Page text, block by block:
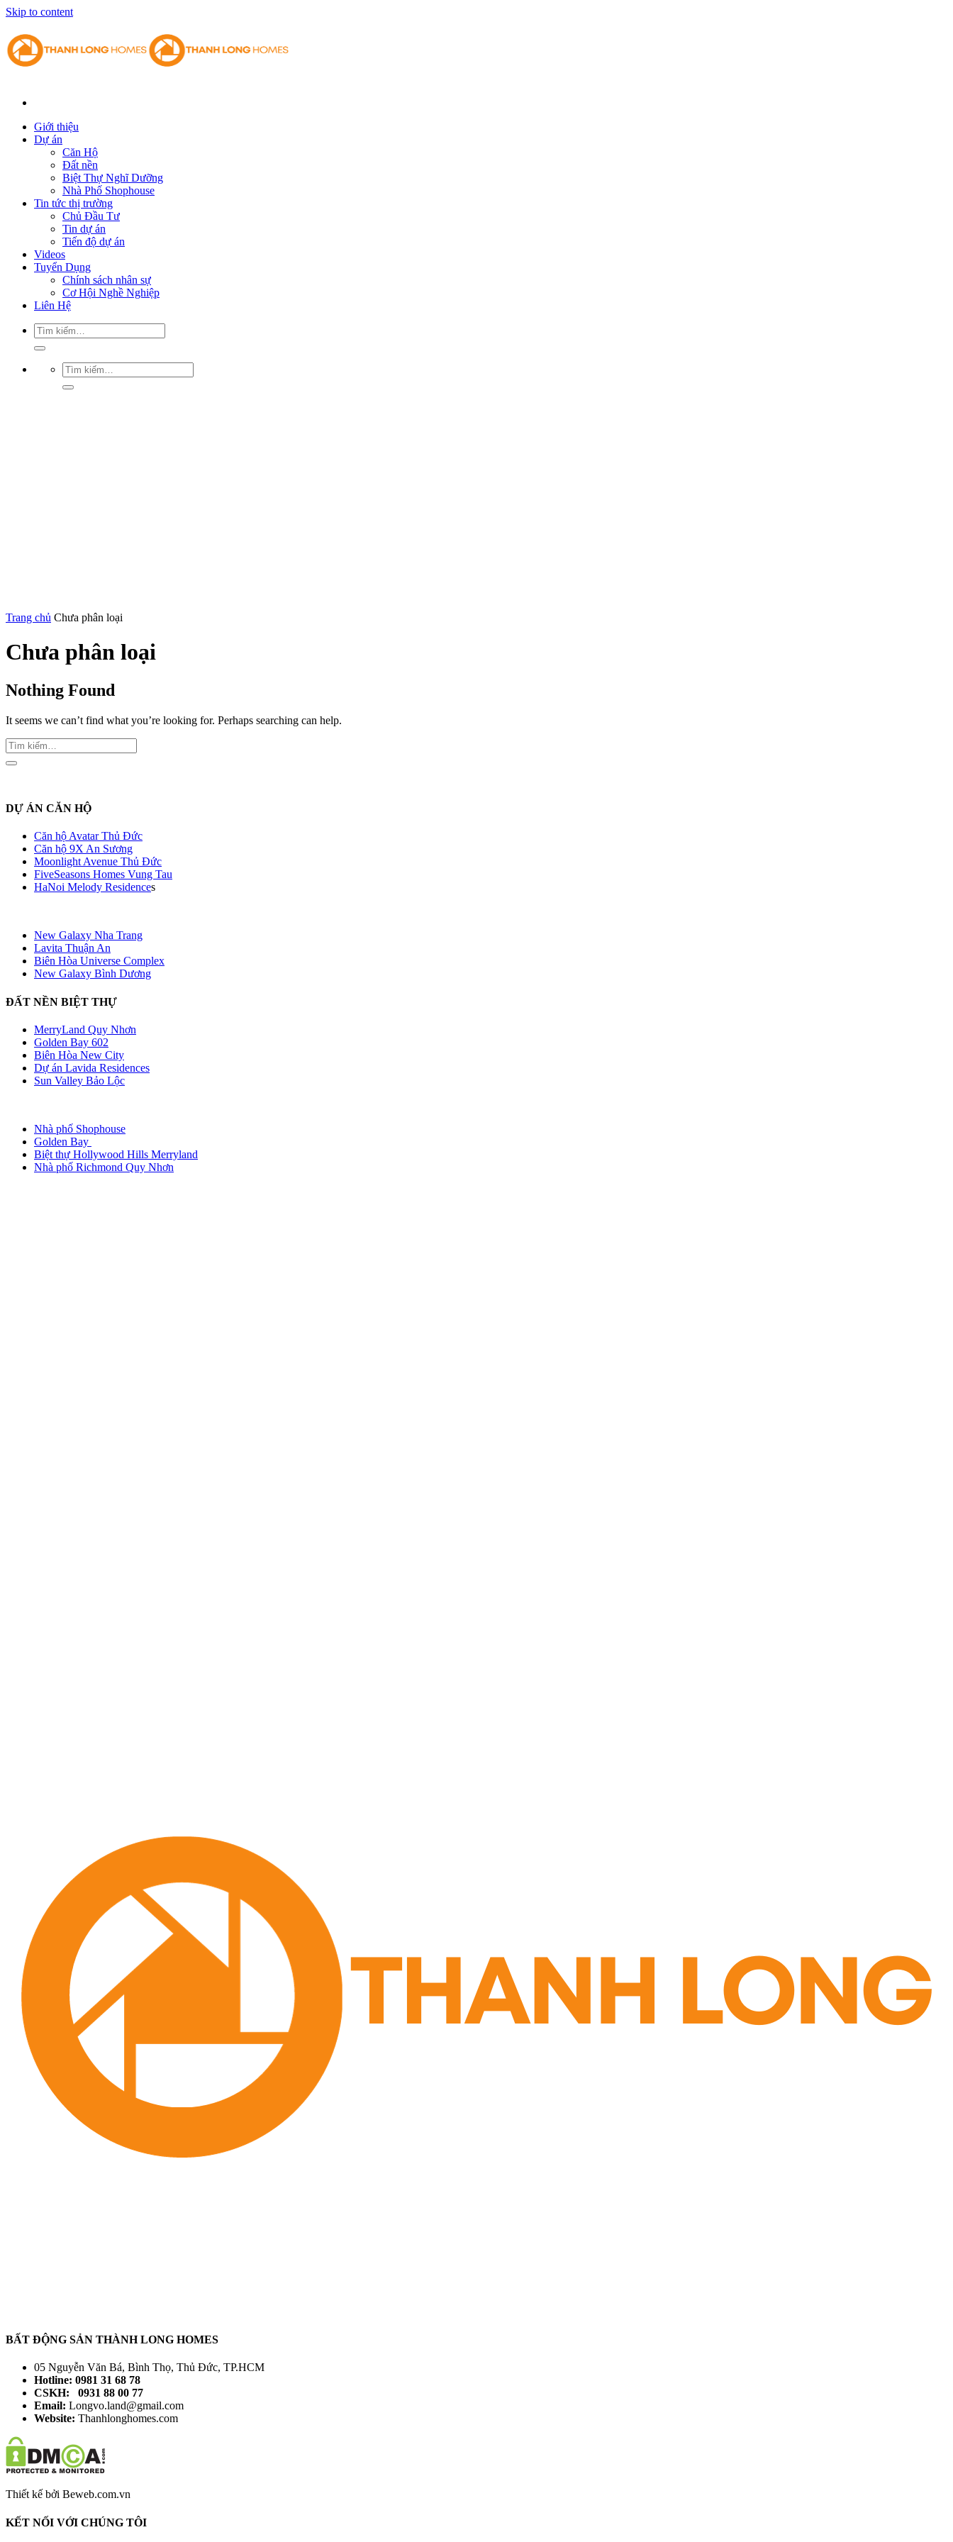
Skip to content
Giới thiệu
Dự án
Căn Hộ
Đất nền
Biệt Thự Nghĩ Dưỡng
Nhà Phố Shophouse
Tin tức thị trường
Chủ Đầu Tư
Tin dự án
Tiến độ dự án
Videos
Tuyển Dụng
Chính sách nhân sự
Cơ Hội Nghề Nghiệp
Liên Hệ
Trang chủ Chưa phân loại
Chưa phân loại
Nothing Found
It seems we can’t find what you’re looking for. Perhaps searching can help.
DỰ ÁN CĂN HỘ
Căn hộ Avatar Thủ Đức
Căn hộ 9X An Sương
Moonlight Avenue Thủ Đức
FiveSeasons Homes Vung Tau
HaNoi Melody Residences
New Galaxy Nha Trang
Lavita Thuận An
Biên Hòa Universe Complex
New Galaxy Bình Dương
ĐẤT NỀN BIỆT THỰ
MerryLand Quy Nhơn
Golden Bay 602
Biên Hòa New City
Dự án Lavida Residences
Sun Valley Bảo Lộc
Nhà phố Shophouse
Golden Bay
Biệt thự Hollywood Hills Merryland
Nhà phố Richmond Quy Nhơn
BẤT ĐỘNG SẢN THÀNH LONG HOMES
05 Nguyễn Văn Bá, Bình Thọ, Thủ Đức, TP.HCM
Hotline: 0981 31 68 78
CSKH: 0931 88 00 77
Email: Longvo.land@gmail.com
Website: Thanhlonghomes.com
Thiết kế bởi Beweb.com.vn
KẾT NỐI VỚI CHÚNG TÔI